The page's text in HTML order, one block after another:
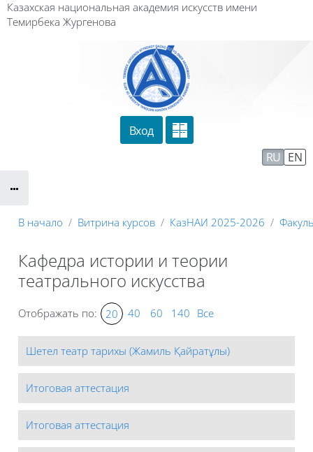
Перейти к основному содержанию
Казахская национальная академия искусств имени
Темирбека Жургенова
Вход
RU EN
В начало Витрина курсов КазНАИ 2025-2026
Кафедра истории и теории
театрального искусства
Отображать по: 20 40 60 140 Все
Шетел театр тарихы (Жамиль Қайратұлы)
Итоговая аттестация
Итоговая аттестация